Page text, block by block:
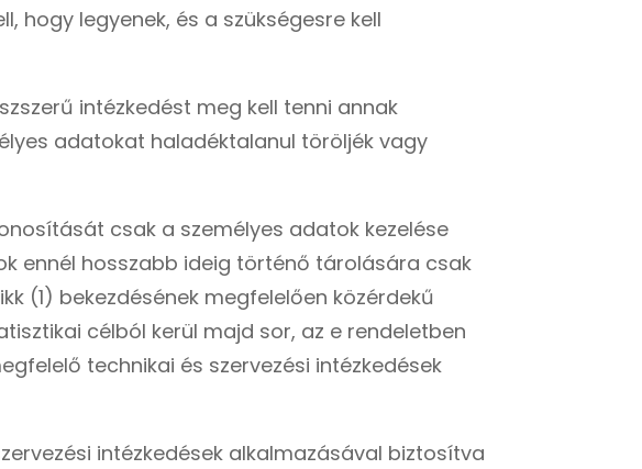
hogy legyenek, és a szükségesre kell
intézkedést meg kell tenni annak
adatokat haladéktalanul töröljék vagy
csak a személyes adatok kezelése
ennél hosszabb ideig történő tárolására csak
(1) bekezdésének megfelelően közérdekű
célból kerül majd sor, az e rendeletben
technikai és szervezési intézkedések
intézkedések alkalmazásával biztosítva